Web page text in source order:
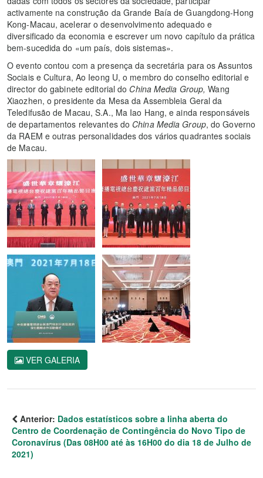
activamente na construção da Grande Baía de Guangdong-Hong
Kong-Macau, acelerar o desenvolvimento adequado e
diversificado da economia e escrever um novo capítulo da prática
bem-sucedida do «um país, dois sistemas».
O evento contou com a presença da secretária para os Assuntos
Sociais e Cultura, Ao Ieong U, o membro do conselho editorial e
director do gabinete editorial do China Media Group,Wang
Xiaozhen, o presidente da Mesa da Assembleia Geral da
Teledifusão de Macau, S.A., Ma Iao Hang, e ainda responsáveis
de departamentos relevantes do China Media Group, do Governo
da RAEM e outras personalidades dos vários quadrantes sociais
de Macau.
VER GALERIA
Anterior: Dados estatísticos sobre a linha aberta do
Centro de Coordenação de Contingência do Novo Tipo de
Coronavírus (Das 08H00 até às 16H00 do dia 18 de Julho de
2021)